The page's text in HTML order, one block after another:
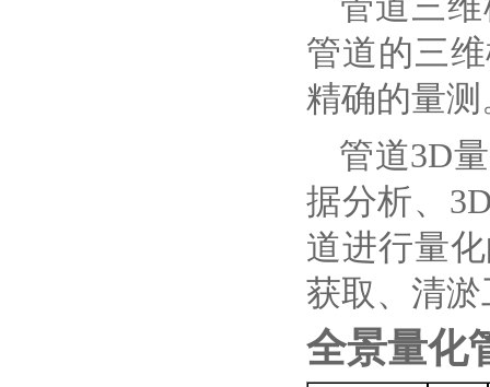
管道的三
精确的量测
管道3D
据分析、
道进行量
获取、清
全景量化